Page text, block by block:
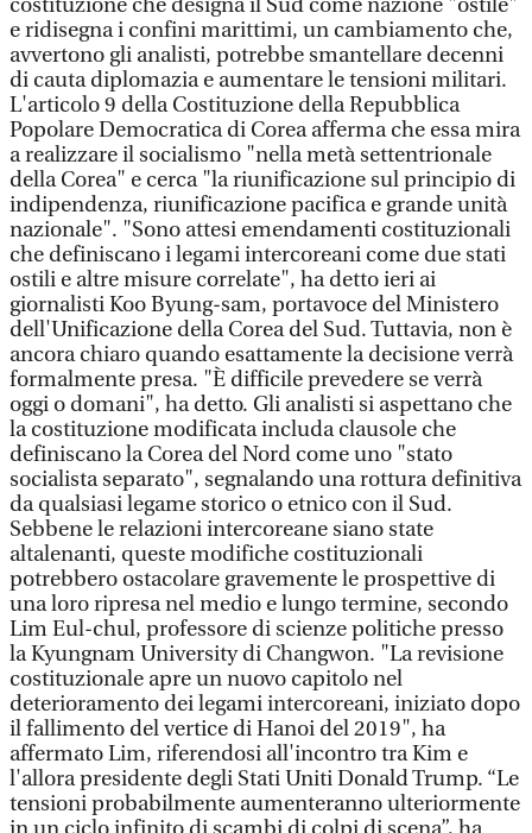
costituzione che designa il Sud come nazione "ostile"
e ridisegna i confini marittimi, un cambiamento che,
avvertono gli analisti, potrebbe smantellare decenni
di cauta diplomazia e aumentare le tensioni militari.
L'articolo 9 della Costituzione della Repubblica
Popolare Democratica di Corea afferma che essa mira
a realizzare il socialismo "nella metà settentrionale
della Corea" e cerca "la riunificazione sul principio di
indipendenza, riunificazione pacifica e grande unità
nazionale". "Sono attesi emendamenti costituzionali
che definiscano i legami intercoreani come due stati
ostili e altre misure correlate", ha detto ieri ai
giornalisti Koo Byung-sam, portavoce del Ministero
dell'Unificazione della Corea del Sud. Tuttavia, non è
ancora chiaro quando esattamente la decisione verrà
formalmente presa. "È difficile prevedere se verrà
oggi o domani", ha detto. Gli analisti si aspettano che
la costituzione modificata includa clausole che
definiscano la Corea del Nord come uno "stato
socialista separato", segnalando una rottura definitiva
da qualsiasi legame storico o etnico con il Sud.
Sebbene le relazioni intercoreane siano state
altalenanti, queste modifiche costituzionali
potrebbero ostacolare gravemente le prospettive di
una loro ripresa nel medio e lungo termine, secondo
Lim Eul-chul, professore di scienze politiche presso
la Kyungnam University di Changwon. "La revisione
costituzionale apre un nuovo capitolo nel
deterioramento dei legami intercoreani, iniziato dopo
il fallimento del vertice di Hanoi del 2019", ha
affermato Lim, riferendosi all'incontro tra Kim e
l'allora presidente degli Stati Uniti Donald Trump. “Le
tensioni probabilmente aumenteranno ulteriormente